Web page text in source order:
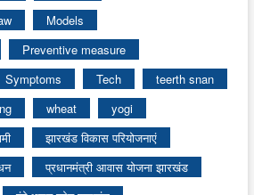
Models
Preventive measure
Symptoms Tech
teerth snan
wheat
yogi
झारखंड विकास परियोजनाएं
प्रधानमंत्री आवास योजना झारखंड